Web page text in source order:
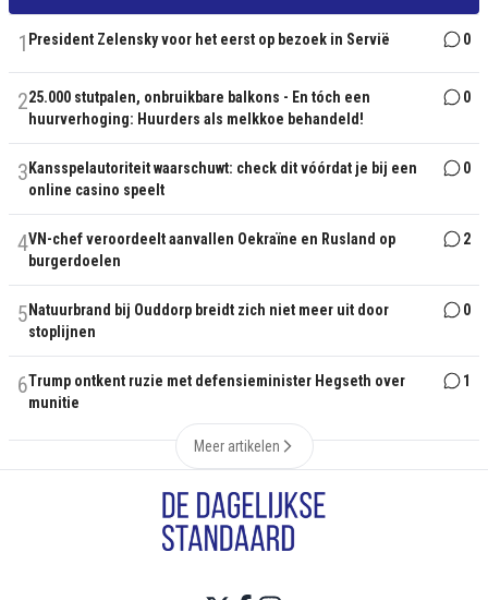
1 President Zelensky voor het eerst op bezoek in Servië 0
225.000 stutpalen, onbruikbare balkons - En tóch een
huurverhoging: Huurders als melkkoe behandeld!
0
3 Kansspelautoriteit waarschuwt: check dit vóórdat je bij een
online casino speelt
0
4VN-chef veroordeelt aanvallen Oekraïne en Rusland op
burgerdoelen
2
5 Natuurbrand bij Ouddorp breidt zich niet meer uit door
stoplijnen
0
6Trump ontkent ruzie met defensieminister Hegseth over
munitie
1
Meer artikelen